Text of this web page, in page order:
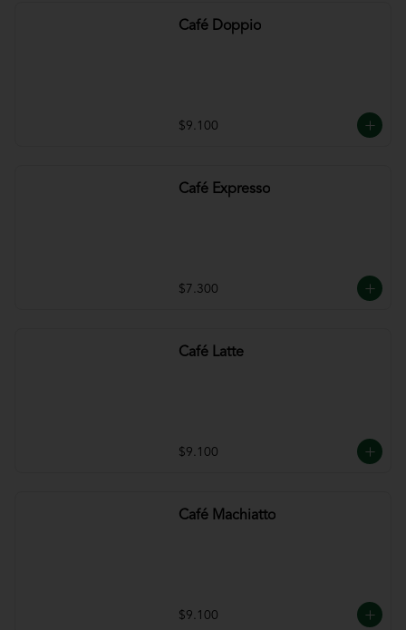
Café Doppio
$9.100
Café Expresso
$7.300
Café Latte
$9.100
Café Machiatto
$9.100